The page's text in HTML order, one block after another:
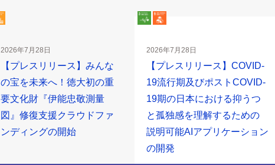
2026年7月28日
【プレスリリース】みんな
の宝を未来へ！徳大初の重
要文化財『伊能忠敬測量
図』修復支援クラウドファ
ンディングの開始
2026年7月28日
【プレスリリース】COVID-
19流行期及びポストCOVID-
19期の日本における抑うつ
と孤独感を理解するための
説明可能AIアプリケーション
の開発